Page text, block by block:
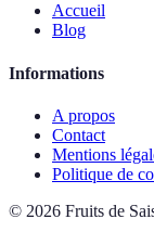
Accueil
Blog
Informations
A propos
Contact
Mentions
Politique de
© 2026 Fruits de